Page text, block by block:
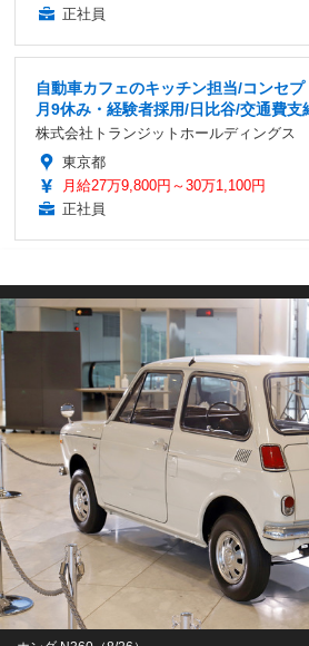
正社員
自動車カフェのキッチン担当/コンセ
月9休み・経験者採用/日比谷/交通費支
株式会社トランジットホールディングス
東京都
月給27万9,800円～30万1,100円
正社員